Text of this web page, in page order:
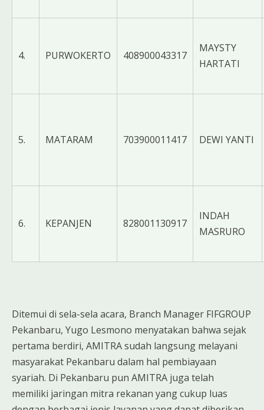
4. PURWOKERTO 408900043317
MAYSTY
HARTATI
5. MATARAM 703900011417 DEWI YANTI
6. KEPANJEN 828001130917
INDAH
MASRURO
Ditemui di sela-sela acara, Branch Manager FIFGROUP
Pekanbaru, Yugo Lesmono menyatakan bahwa sejak
pertama berdiri, AMITRA sudah langsung melayani
masyarakat Pekanbaru dalam hal pembiayaan
syariah. Di Pekanbaru pun AMITRA juga telah
memiliki jaringan mitra rekanan yang cukup luas